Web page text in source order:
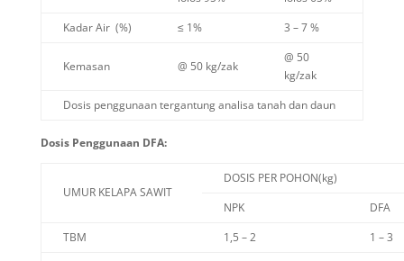
Kadar Air (%)
≤ 1% 3 – 7 %
Kemasan @ 50 kg/zak
@ 50
kg/zak
Dosis penggunaan tergantung analisa tanah dan daun
Dosis Penggunaan DFA:
UMUR KELAPA SAWIT
DOSIS PER POHON(kg)
NPK
DFA
TBM
1,5 – 2
1 – 3